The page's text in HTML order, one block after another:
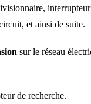
et ainsi de suite.
sur le réseau
de recherche.